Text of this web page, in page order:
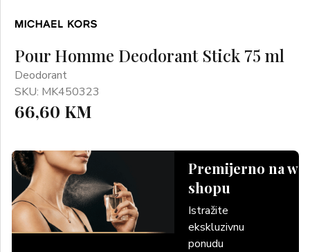
Pour Homme Deodorant Stick 75 ml
Deodorant
SKU: MK450323
66,60 KM
Premijerno na
shopu
Istražite
ekskluzivnu
ponudu